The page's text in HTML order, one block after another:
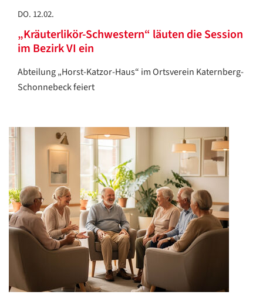
DO. 12.02.
„Kräuterlikör-Schwestern“ läuten die Session
im Bezirk VI ein
Abteilung „Horst-Katzor-Haus“ im Ortsverein Katernberg-
Schonnebeck feiert